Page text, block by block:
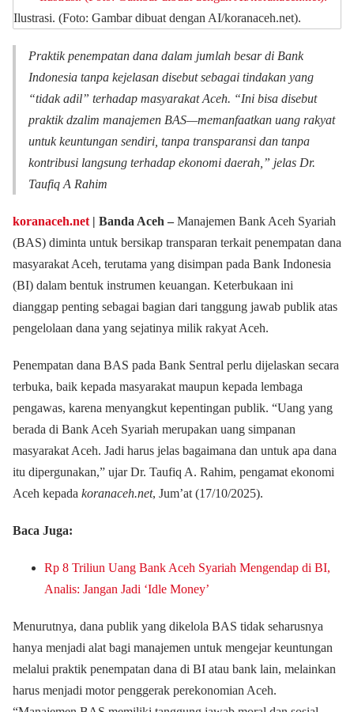
Ilustrasi. (Foto: Gambar dibuat dengan AI/koranaceh.net).
Praktik penempatan dana dalam jumlah besar di Bank
Indonesia tanpa kejelasan disebut sebagai tindakan yang
“tidak adil” terhadap masyarakat Aceh. “Ini bisa disebut
praktikdzalim manajemen BAS—memanfaatkan uang rakyat
untuk keuntungan sendiri, tanpa transparansi dan tanpa
kontribusi langsung terhadap ekonomi daerah,” jelas Dr.
Taufiq A Rahim
koranaceh.net | Banda Aceh – Manajemen Bank Aceh Syariah
(BAS) diminta untuk bersikap transparan terkait penempatan dana
masyarakat Aceh, terutama yang disimpan pada Bank Indonesia
(BI) dalam bentuk instrumen keuangan. Keterbukaan ini
dianggap penting sebagai bagian dari tanggung jawab publik atas
pengelolaan dana yang sejatinya milik rakyat Aceh.
Penempatan dana BAS pada Bank Sentral perlu dijelaskan secara
terbuka, baik kepada masyarakat maupun kepada lembaga
pengawas, karena menyangkut kepentingan publik. “Uang yang
berada di Bank Aceh Syariah merupakan uang simpanan
masyarakat Aceh. Jadi harus jelas bagaimana dan untuk apa dana
itu dipergunakan,” ujar Dr. Taufiq A. Rahim, pengamat ekonomi
Aceh kepada koranaceh.net, Jum’at (17/10/2025).
Baca Juga:
Rp 8 Triliun Uang Bank Aceh Syariah Mengendap di BI,
Analis: Jangan Jadi ‘Idle Money’
Menurutnya, dana publik yang dikelola BAS tidak seharusnya
hanya menjadi alat bagi manajemen untuk mengejar keuntungan
melalui praktik penempatan dana di BI atau bank lain, melainkan
harus menjadi motor penggerak perekonomian Aceh.